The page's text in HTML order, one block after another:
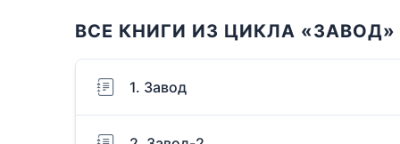
ВСЕ КНИГИ ИЗ ЦИКЛА «ЗАВОД»
1. Завод